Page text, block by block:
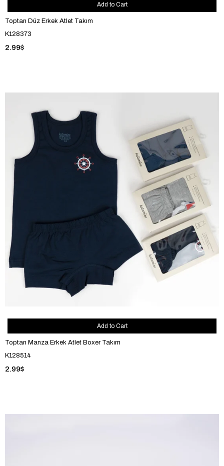
Toptan Düz Erkek Atlet Takım
K128373
2.99$
Add to Cart
Toptan Manza Erkek Atlet Boxer Takım
K128514
2.99$
Add to Cart